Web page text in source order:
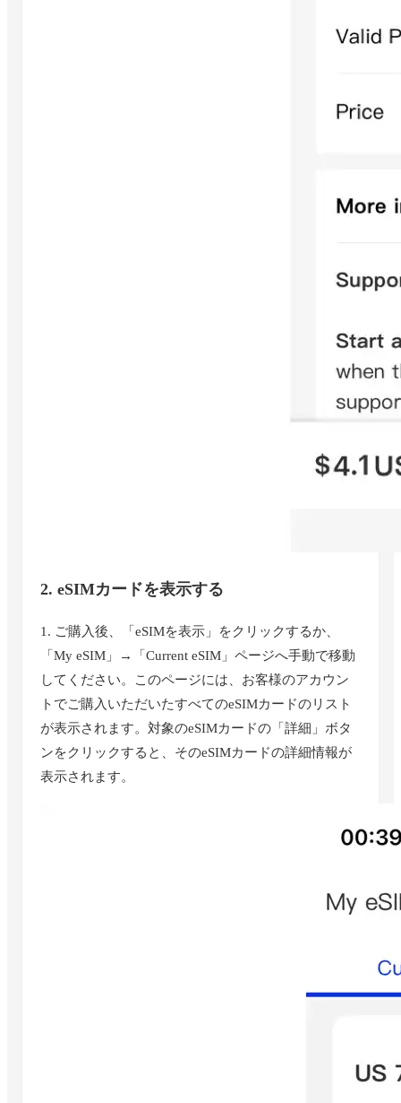
2. eSIMカードを表示する
1. ご購入後、「eSIMを表示」をクリックするか、
「My eSIM」→「Current eSIM」ページへ手動で移動
してください。このページには、お客様のアカウン
トでご購入いただいたすべてのeSIMカードのリスト
が表示されます。対象のeSIMカードの「詳細」ボタ
ンをクリックすると、そのeSIMカードの詳細情報が
表示されます。